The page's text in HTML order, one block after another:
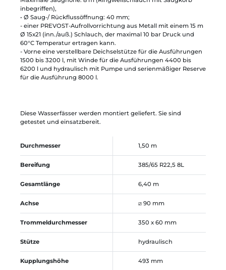
inbegriffen),
• Ø Saug-/ Rückflussöffnung: 40 mm;
- einer PREVOST-Aufrollvorrichtung aus Metall mit einem 15 m
Ø 15x21 (inn./auß.) Schlauch, der maximal 10 bar Druck und
60°C Temperatur ertragen kann.
- Vorne eine verstellbare Deichselstütze für die Ausführungen
1500 bis 3200 l, mit Winde für die Ausführungen 4400 bis
6200 l und hydraulisch mit Pumpe und serienmäßiger Reserve
für die Ausführung 8000 l.
Diese Wasserfässer werden montiert geliefert. Sie sind
getestet und einsatzbereit.
Durchmesser 1,50 m
Bereifung 385/65 R22,5 8L
Gesamtlänge 6,40 m
Achse ⧄ 90 mm
Trommeldurchmesser 350 x 60 mm
Stütze hydraulisch
Kupplungshöhe 493 mm